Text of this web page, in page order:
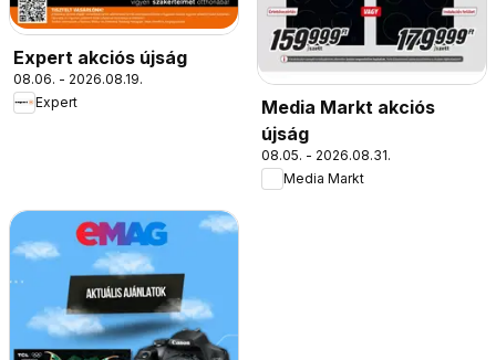
Expert akciós újság
08.06. - 2026.08.19.
Expert
Media Markt akciós
újság
08.05. - 2026.08.31.
Media Markt